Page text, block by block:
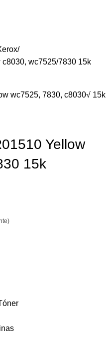
wc7525/7830 15k
Yellow
15k